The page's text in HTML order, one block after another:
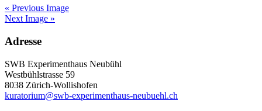
« Previous Image
Next Image »
Adresse
SWB Experimenthaus Neubühl
Westbühlstrasse 59
8038 Zürich-Wollishofen
kuratorium@swb-experimenthaus-neubuehl.ch